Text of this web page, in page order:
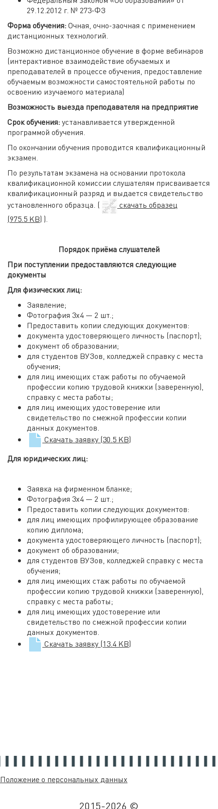
29.12.2012 г. № 273-ФЗ
Форма обучения:Очная, очно-заочная с применением
дистанционных технологий.
Возможно дистанционное обучение в форме вебинаров
(интерактивное взаимодействие обучаемых и
преподавателей в процессе обучения, предоставление
обучаемым возможности самостоятельной работы по
освоению изучаемого материала)
Возможность выезда преподавателя на предприятие
Срок обучения:устанавливается утвержденной
программой обучения.
По окончании обучения проводится квалификационный
экзамен.
По результатам экзамена на основании протокола
квалификационной комиссии слушателям присваивается
квалификационный разряд и выдается свидетельство
установленного образца. (
скачать образец
(975.5 KB) ).
Порядок приёма слушателей
При поступлении предоставляются следующие
документы
Для физических лиц:
Заявление;
Фотография 3х4 — 2 шт.;
Предоставить копии следующих документов:
документа удостоверяющего личность (паспорт);
документ об образовании;
для студентов ВУЗов, колледжей справку с места
обучения;
для лиц имеющих стаж работы по обучаемой
профессии копию трудовой книжки (заверенную),
справку с места работы;
для лиц имеющих удостоверение или
свидетельство по смежной профессии копии
данных документов.
Скачать заявку (30.5 KB)
Для юридических лиц:
Заявка на фирменном бланке;
Фотография 3х4 — 2 шт.;
Предоставить копии следующих документов:
для лиц имеющих профилирующее образование
копию диплома;
документа удостоверяющего личность (паспорт);
документ об образовании;
для студентов ВУЗов, колледжей справку с места
обучения;
для лиц имеющих стаж работы по обучаемой
профессии копию трудовой книжки (заверенную),
справку с места работы;
для лиц имеющих удостоверение или
свидетельство по смежной профессии копии
данных документов.
Скачать заявку (13.4 KB)
Положение о персональных данных
2015-2026 ©